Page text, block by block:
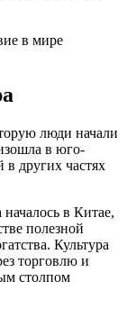
в мире
люди начали
в юго-
других частях
в Китае,
полезной
Культура
торговлю и
столпом